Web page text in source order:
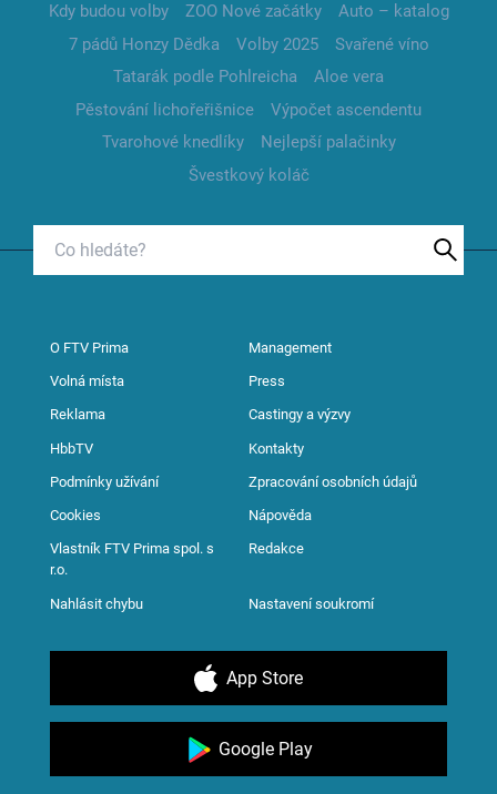
Kdy budou volby
ZOO Nové začátky
Auto – katalog
7 pádů Honzy Dědka
Volby 2025
Svařené víno
Tatarák podle Pohlreicha
Aloe vera
Pěstování lichořeřišnice
Výpočet ascendentu
Tvarohové knedlíky
Nejlepší palačinky
Švestkový koláč
O FTV Prima Management
Volná místa Press
Reklama Castingy a výzvy
HbbTV Kontakty
Podmínky užívání Zpracování osobních údajů
Cookies Nápověda
Vlastník FTV Prima spol. s
r.o.
Redakce
Nahlásit chybu Nastavení soukromí
App Store
Google Play